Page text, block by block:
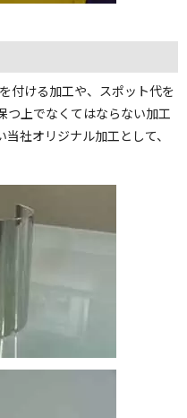
付ける加工や、スポット代を
つ上でなくてはならない加工
社オリジナル加工として、